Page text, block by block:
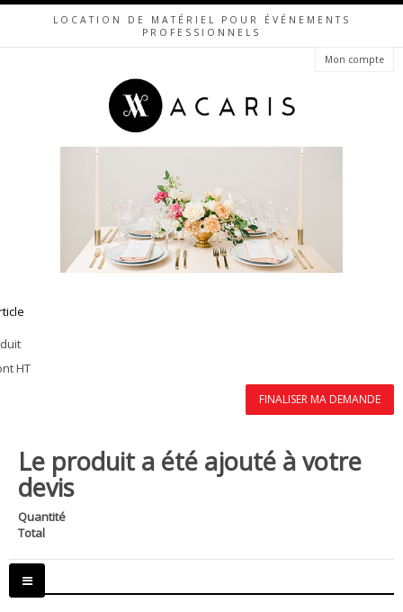
LOCATION DE MATÉRIEL POUR ÉVÉNEMENTS
PROFESSIONNELS
Mon compte
HT
FINALISER MA DEMANDE
Le produit a été ajouté à votre
devis
Quantité
Total
Basculer
la